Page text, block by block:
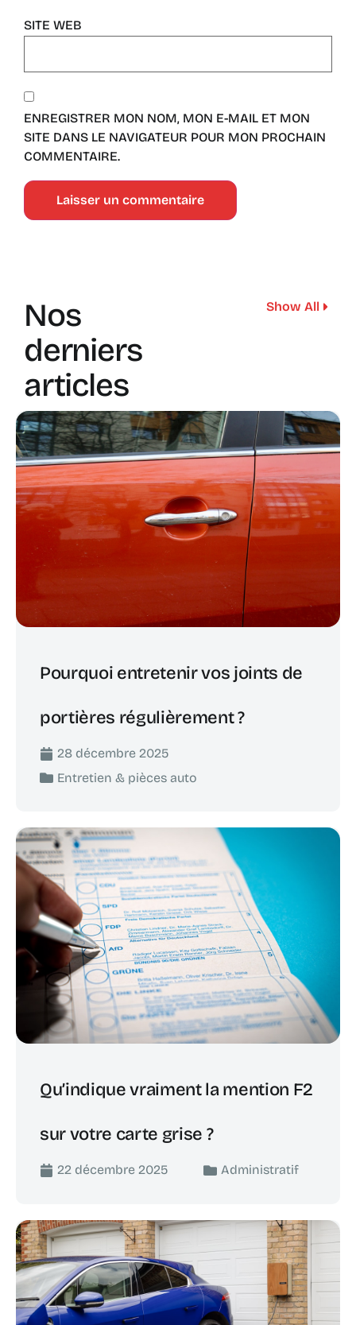
SITE WEB
ENREGISTRER MON NOM, MON E-MAIL ET MON
SITE DANS LE NAVIGATEUR POUR MON PROCHAIN
COMMENTAIRE.
Nos
derniers
articles
Show All
Pourquoi entretenir vos joints de
portières régulièrement ?
28 décembre 2025
Entretien & pièces auto
Qu’indique vraiment la mention F2
sur votre carte grise ?
22 décembre 2025 Administratif